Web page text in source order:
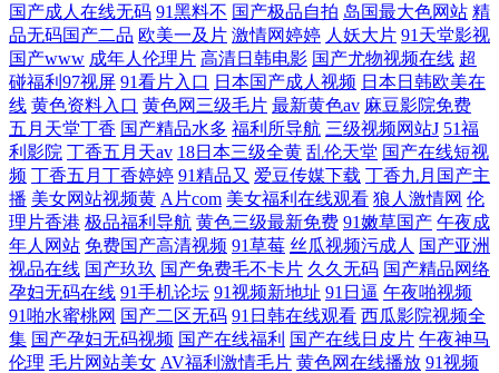
国产成人在线无码 91黑料不 国产极品自拍 岛国最大色网站 精
品无码国产二品 欧美一及片 激情网婷婷 人妖大片 91天堂影视
国产www 成年人伦理片 高清日韩电影 国产尤物视频在线 超
碰福利97视屏 91看片入口 日本国产成人视频 日本日韩欧美在
线 黄色资料入口 黄色网三级毛片 最新黄色av 麻豆影院免费
五月天堂丁香 国产精品水多 福利所导航 三级视频网站J 51福
利影院 丁香五月天av 18日本三级全黄 乱伦天堂 国产在线短视
频 丁香五月丁香婷婷 91精品又 爱豆传媒下载 丁香九月国产主
播 美女网站视频黄 A片com 美女福利在线观看 狼人激情网 伦
理片香港 极品福利导航 黄色三级最新免费 91嫩草国产 午夜成
年人网站 免费国产高清视频 91草莓 丝瓜视频污成人 国产亚洲
视品在线 国产玖玖 国产免费毛不卡片 久久无码 国产精品网络
孕妇无码在线 91手机论坛 91视频新地址 91日逼 午夜啪视频
91啪水蜜桃网 国产二区无码 91日韩在线观看 西瓜影院视频全
集 国产孕妇无码视频 国产在线福利 国产在线日皮片 午夜神马
伦理 毛片网站美女 AV福利激情毛片 黄色网在线播放 91视频